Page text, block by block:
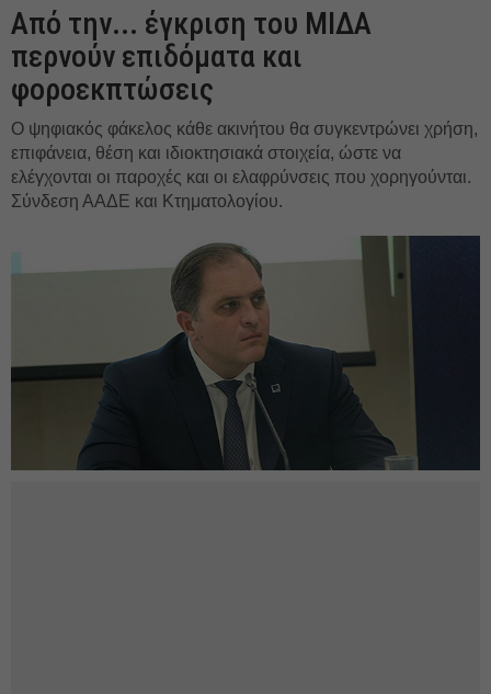
Από την... έγκριση του ΜΙΔΑ
περνούν επιδόματα και
φοροεκπτώσεις
Ο ψηφιακός φάκελος κάθε ακινήτου θα συγκεντρώνει χρήση,
επιφάνεια, θέση και ιδιοκτησιακά στοιχεία, ώστε να
ελέγχονται οι παροχές και οι ελαφρύνσεις που χορηγούνται.
Σύνδεση ΑΑΔΕ και Κτηματολογίου.